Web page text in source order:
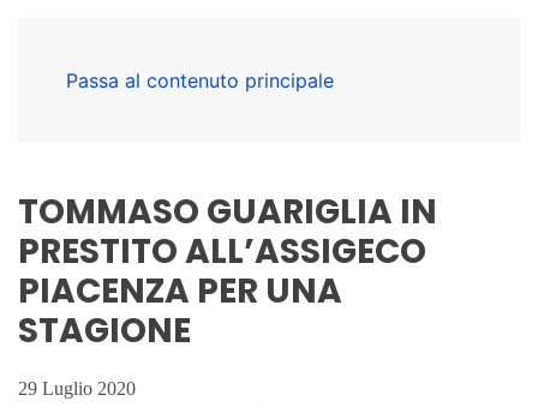
Passa al contenuto principale
TOMMASO GUARIGLIA IN
PRESTITO ALL’ASSIGECO
PIACENZA PER UNA
STAGIONE
29 Luglio 2020